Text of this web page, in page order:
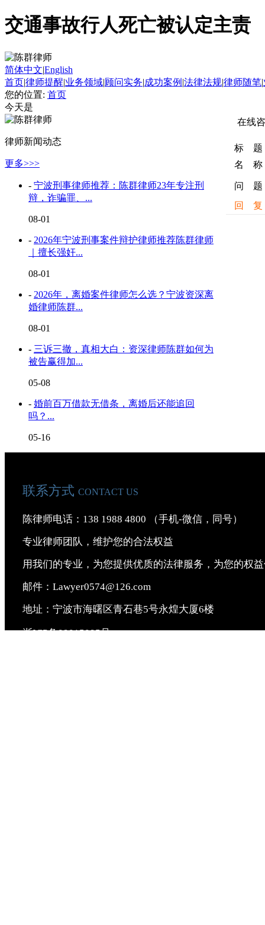
交通事故行人死亡被认定主责
简体中文|English
首页|律师提醒|业务领域|顾问实务|成功案例 |法律法规|律师随笔|
您的位置: 首页
今天是
律师新闻动态
更多>>>
- 宁波刑事律师推荐：陈群律师23年专注刑
辩，诈骗罪、...
08-01
- 2026年宁波刑事案件辩护律师推荐陈群律师
｜擅长强奸...
08-01
- 2026年，离婚案件律师怎么选？宁波资深离
婚律师陈群...
08-01
- 三诉三撤，真相大白：资深律师陈群如何为
被告赢得加...
05-08
- 婚前百万借款无借条，离婚后还能追回
吗？...
05-16
在线
标 题
名 称
问 题
回 复
联系方式 CONTACT US
陈律师电话：138 1988 4800 （手机-微信，同号）
专业律师团队，维护您的合法权益
用我们的专业，为您提供优质的法律服务，为您的权
邮件：Lawyer0574@126.com
地址：宁波市海曙区青石巷5号永煌大厦6楼
浙ICP备09015095号